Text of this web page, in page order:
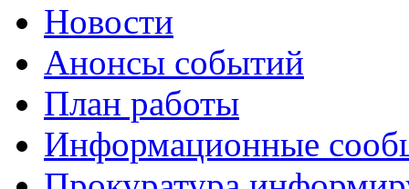
Новости
Анонсы событий
План работы
Информационные